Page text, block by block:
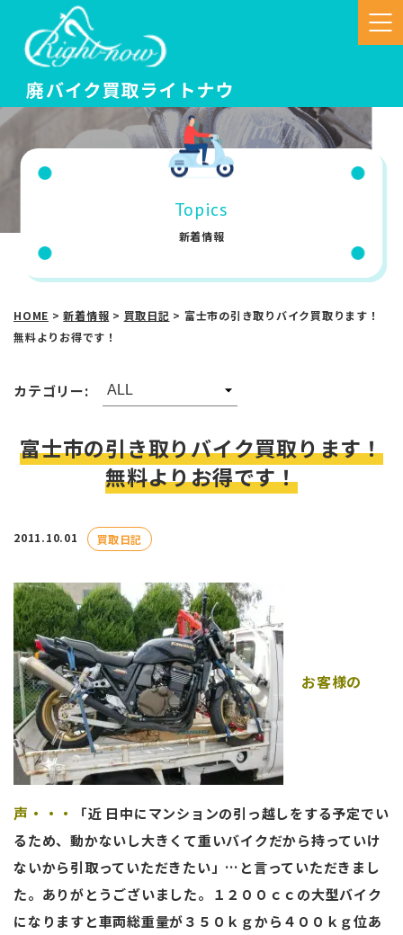
Topics
新着情報
HOME >新着情報 > 買取日記 > 富士市の引き取りバイク買取ります！
無料よりお得です！
カテゴリー:
富士市の引き取りバイク買取ります！
無料よりお得です！
2011.10.01 買取日記
お客様の
声・・・
「近 日中にマンションの引っ越しをする予定でい
るため、動かないし大きくて重いバイクだから持っていけ
ないから引取っていただきたい」…と言っていただきまし
た。ありがとうございました。１２００ｃｃの大型バイク
になりますと車両総重量が３５０ｋｇから４００ｋｇ位あ